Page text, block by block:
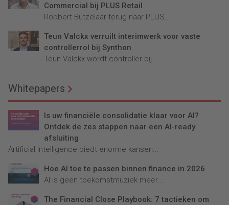
Commercial bij PLUS Retail
Robbert Butzelaar terug naar PLUS...
Teun Valckx verruilt interimwerk voor vaste
controllerrol bij Synthon
Teun Valckx wordt controller bij...
Whitepapers
Is uw financiële consolidatie klaar voor AI?
Ontdek de zes stappen naar een AI-ready
afsluiting
Artificial Intelligence biedt enorme kansen...
Hoe AI toe te passen binnen finance in 2026
AI is geen toekomstmuziek meer...
The Financial Close Playbook: 7 tactieken om